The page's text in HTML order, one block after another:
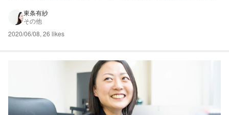
誇るストイック女子こと・・・ 【管理部の柱】高橋絵莉香さんの紹介
です！！ 彼女がシンプリズムを選んだ理由から、彼...
東条有紗
その他
2020/06/08,26 likes